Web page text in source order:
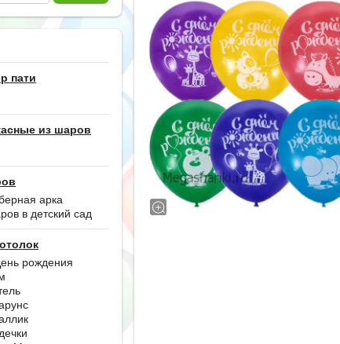
пати
из шаров
арка
в детский сад
рождения